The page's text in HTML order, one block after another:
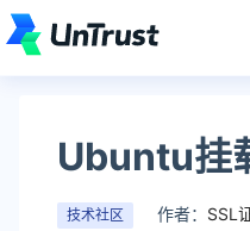
Ubuntu挂
技术社区 作者： SSL